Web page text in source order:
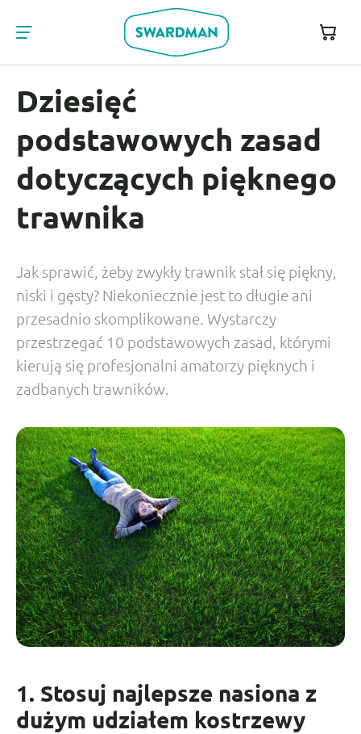
Dziesięć
podstawowych zasad
dotyczących pięknego
trawnika
Jak sprawić, żeby zwykły trawnik stał się piękny,
niski i gęsty? Niekoniecznie jest to długie ani
przesadnio skomplikowane. Wystarczy
przestrzegać 10 podstawowych zasad, którymi
kierują się profesjonalni amatorzy pięknych i
zadbanych trawników.
1. Stosuj najlepsze nasiona z
dużym udziałem kostrzewy